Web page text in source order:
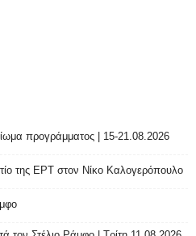
προγράμματος | 15-21.08.2026
της ΕΡΤ στον Νίκο Καλογερόπουλο